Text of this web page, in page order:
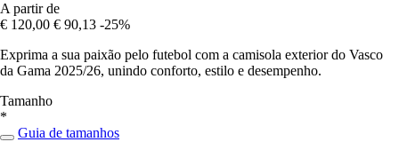
A partir de
€ 120,00 € 90,13 -25%
Exprima a sua paixão pelo futebol com a camisola exterior do Vasco
da Gama 2025/26, unindo conforto, estilo e desempenho.
Tamanho
*
Guia de tamanhos